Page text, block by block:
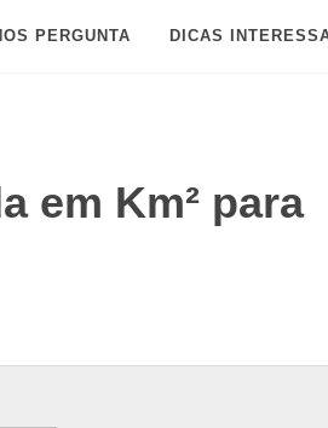
PERGUNTA DICAS
em Km² para